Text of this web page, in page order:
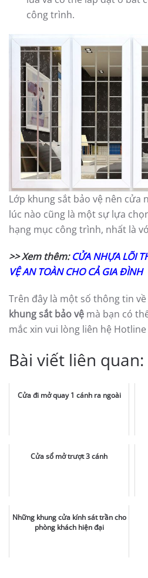
công trình.
Lớp khung sắt bảo vệ nên cửa
lúc nào cũng là một sự lựa
hạng mục công trình, nhất là
>> Xem thêm:CỬA NHỰA LÕI
VỆ AN TOÀN CHO CẢ GIA ĐÌNH
Trên đây là một số thông tin về
khung sắt bảo vệ mà bạn có
mắc xin vui lòng liên hệ
Bài viết liên quan:
Cửa đi mở quay 1 cánh ra ngoài
Cửa sổ mở trượt 3 cánh
Những khung cửa kính sát trần cho
phòng khách hiện đại